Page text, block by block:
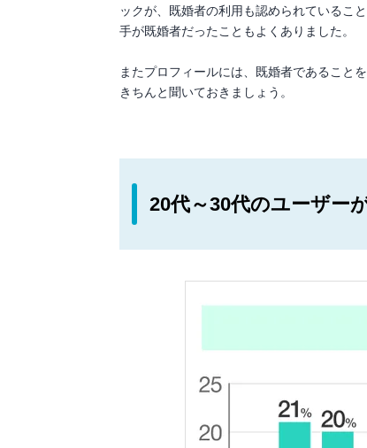
ックが、既婚者の利用も認められているこ
手が既婚者だったこともよくありました。
またプロフィールには、既婚者であること
きちんと聞いておきましょう。
20代～30代のユーザー